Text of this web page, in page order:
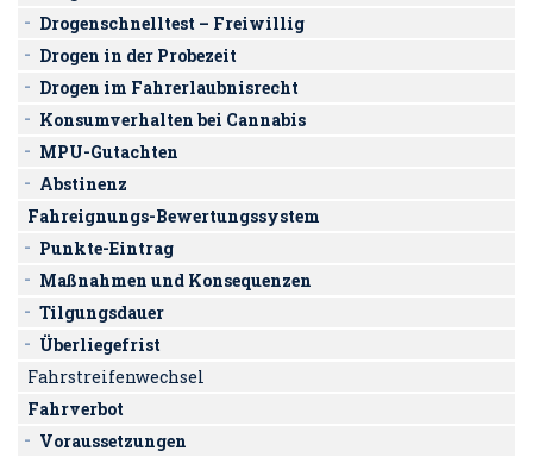
Drogenschnelltest – Freiwillig
Drogen in der Probezeit
Drogen im Fahrerlaubnisrecht
Konsumverhalten bei Cannabis
MPU-Gutachten
Abstinenz
Fahreignungs-Bewertungssystem
Punkte-Eintrag
Maßnahmen und Konsequenzen
Tilgungsdauer
Überliegefrist
Fahrstreifenwechsel
Fahrverbot
Voraussetzungen